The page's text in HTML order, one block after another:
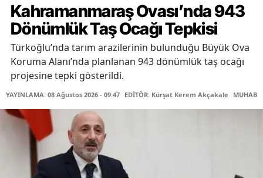
Kahramanmaraş Ovası’nda 943
Dönümlük Taş Ocağı Tepkisi
Türkoğlu’nda tarım arazilerinin bulunduğu Büyük Ova
Koruma Alanı’nda planlanan 943 dönümlük taş ocağı
projesine tepki gösterildi.
YAYINLAMA: 08 Ağustos 2026 - 09:47 EDİTÖR: Kürşat Kerem Akçakale